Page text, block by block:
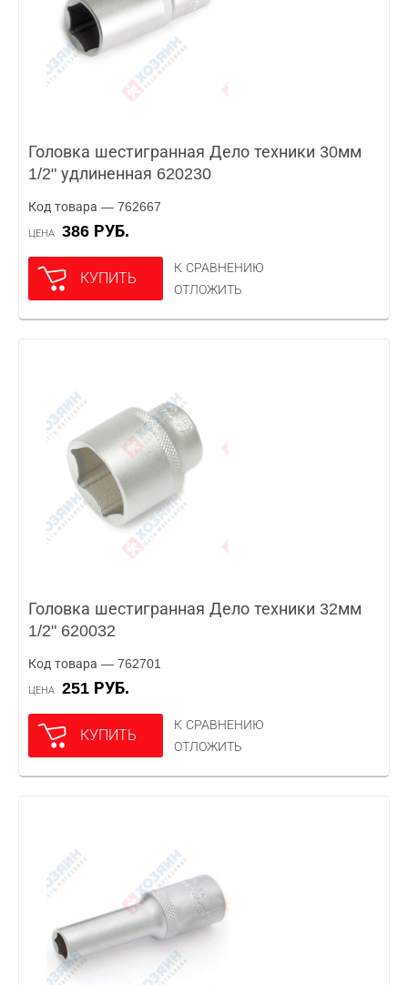
Головка шестигранная Дело техники 30мм
1/2" удлиненная 620230
Код товара — 762667
ЦЕНА 386 РУБ.
КУПИТЬ
К СРАВНЕНИЮ
ОТЛОЖИТЬ
Головка шестигранная Дело техники 32мм
1/2" 620032
Код товара — 762701
ЦЕНА 251 РУБ.
КУПИТЬ
К СРАВНЕНИЮ
ОТЛОЖИТЬ